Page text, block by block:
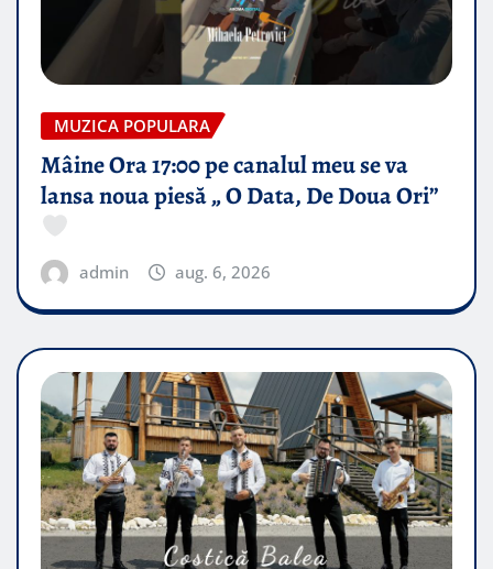
MUZICA POPULARA
Mâine Ora 17:00 pe canalul meu se va
lansa noua piesă „ O Data, De Doua Ori”
admin aug. 6, 2026